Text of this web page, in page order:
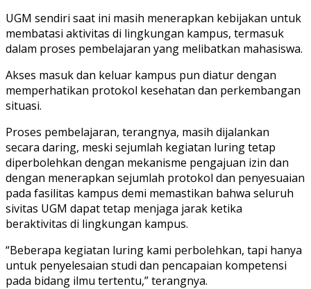
UGM sendiri saat ini masih menerapkan kebijakan untuk
membatasi aktivitas di lingkungan kampus, termasuk
dalam proses pembelajaran yang melibatkan mahasiswa.
Akses masuk dan keluar kampus pun diatur dengan
memperhatikan protokol kesehatan dan perkembangan
situasi.
Proses pembelajaran, terangnya, masih dijalankan
secara daring, meski sejumlah kegiatan luring tetap
diperbolehkan dengan mekanisme pengajuan izin dan
dengan menerapkan sejumlah protokol dan penyesuaian
pada fasilitas kampus demi memastikan bahwa seluruh
sivitas UGM dapat tetap menjaga jarak ketika
beraktivitas di lingkungan kampus.
“Beberapa kegiatan luring kami perbolehkan, tapi hanya
untuk penyelesaian studi dan pencapaian kompetensi
pada bidang ilmu tertentu,” terangnya.